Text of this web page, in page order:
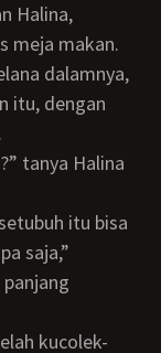
Halina,
meja makan.
dalamnya,
itu, dengan
saja,”